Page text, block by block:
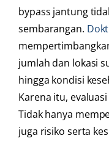
bypass jantung
sembarangan.
jumlah dan lokasi
hingga kondisi
Karena itu,
Tidak hanya
juga risiko serta